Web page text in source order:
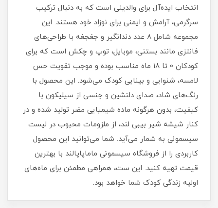
انتخاب ایده‌آل برای والدینی است که به دنبال ترکیب
سرگرمی، آرامش و ایمنی برای نوزاد خود هستند. این
مجموعه شامل 8 عدد دندانگیر و جغجغه با طراحی‌های
فانتزی مانند بستنی، موبایل، توپ و چکش است که برای
کودکان 0 تا 18 ماه مناسب بوده و موجب تقویت حس
لامسه، شنوایی و بینایی کودک می‌شود. این محصول با
رنگ‌های شاد، صدای دلنشین و جنسی از سیلیکون با
کیفیت، بدون هرگونه ماده شیمیایی مضر تولید شده و در
کنار شیشه شیر بیبی لند، از ملزومات محبوب در لیست
سیسمونی به شمار می‌آید. شما می‌توانید این محصول
کاربردی را از فروشگاه سیسمونی ماماپاپالند با بهترین
قیمت تهیه کنید. این ست، همراهی مطمئن برای ماه‌های
اولیه زندگی کودک شما خواهد بود.